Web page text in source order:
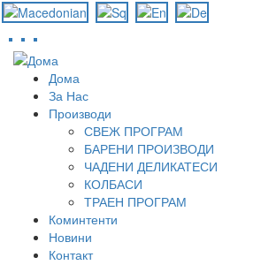
Skip
content
Дома
За Нас
Производи
СВЕЖ ПРОГРАМ
БАРЕНИ ПРОИЗВОДИ
ЧАДЕНИ ДЕЛИКАТЕСИ
КОЛБАСИ
ТРАЕН ПРОГРАМ
Коминтенти
Новини
Контакт